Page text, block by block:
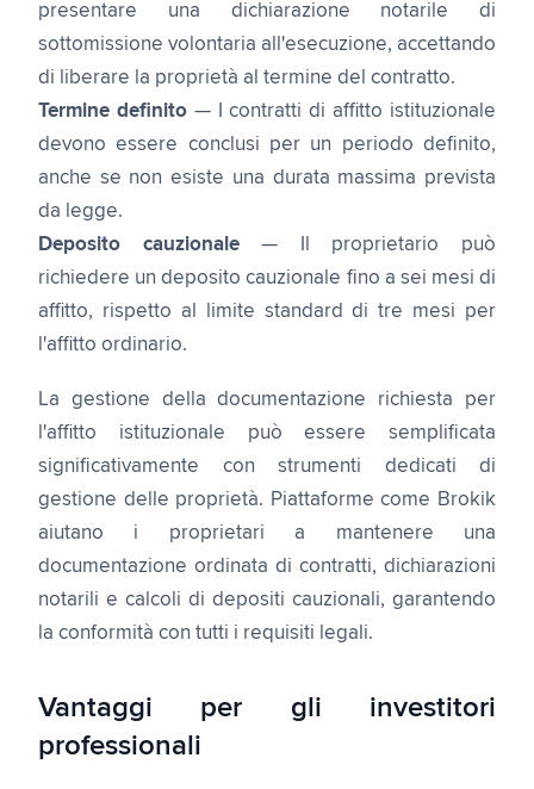
presentare una dichiarazione notarile di
sottomissione volontaria all'esecuzione, accettando
di liberare la proprietà al termine del contratto.
Termine definito— I contratti di affitto istituzionale
devono essere conclusi per un periodo definito,
anche se non esiste una durata massima prevista
da legge.
Deposito cauzionale— Il proprietario può
richiedere un deposito cauzionale fino a sei mesi di
affitto, rispetto al limite standard di tre mesi per
l'affitto ordinario.
La gestione della documentazione richiesta per
l'affitto istituzionale può essere semplificata
significativamente con strumenti dedicati di
gestione delle proprietà. Piattaforme come Brokik
aiutano i proprietari a mantenere una
documentazione ordinata di contratti, dichiarazioni
notarili e calcoli di depositi cauzionali, garantendo
la conformità con tutti i requisiti legali.
Vantaggi per gli investitori
professionali